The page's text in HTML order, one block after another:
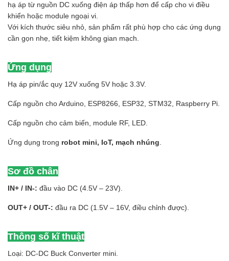
hạ áp từ nguồn DC xuống điện áp thấp hơn để cấp cho vi điều
khiển hoặc module ngoại vi.
Với kích thước siêu nhỏ, sản phẩm rất phù hợp cho các ứng dụng
cần gọn nhẹ, tiết kiệm không gian mạch.
Ứng dụng
Hạ áp pin/ắc quy 12V xuống 5V hoặc 3.3V.
Cấp nguồn cho Arduino, ESP8266, ESP32, STM32, Raspberry Pi.
Cấp nguồn cho cảm biến, module RF, LED.
Ứng dụng trong robot mini, IoT, mạch nhúng
Sơ đồ chân
IN+ / IN-: đầu vào DC (4.5V – 23V).
OUT+ / OUT-: đầu ra DC (1.5V – 16V, điều chỉnh được).
Thông số kĩ thuật
Loại: DC-DC Buck Converter mini.